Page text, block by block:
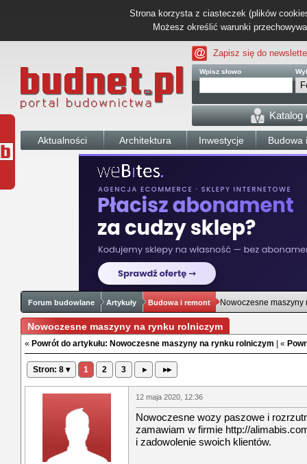
Strona korzysta z ciasteczek (plików
Możesz określić warunki
Zapisz się do
Wpisz słowo
Katalog
Aktualności Architektura Inwestycje Budowa
Forum budowlane Artykuły Budowa i remont Nowoczesne maszyny
Nowoczesne maszyny na rynku rolniczym
« Powrót do artykułu: Nowoczesne maszyny na rynku rolniczym | «
Stron: 8 ▾ 1 2 3 ▸ ▸▸
12 maja 2020, 12:36
Nowoczesne wozy paszowe i
zamawiam w firmie http://
i zadowolenie swoich klientów.